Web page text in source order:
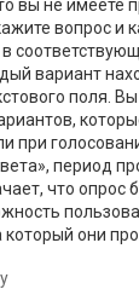
вы не имеете
вопрос и
вариант
поля.
при
период
что опрос
они